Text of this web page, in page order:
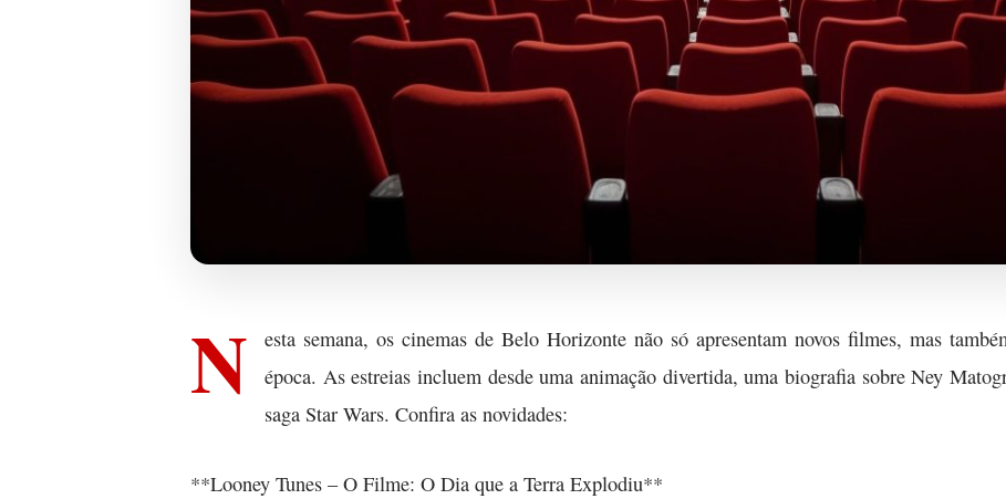
N
esta semana, os cinemas de Belo Horizonte não só apresentam novos filmes, mas
época. As estreias incluem desde uma animação divertida, uma biografia sobre Ney
saga Star Wars. Confira as novidades:
**Looney Tunes – O Filme: O Dia que a Terra Explodiu**